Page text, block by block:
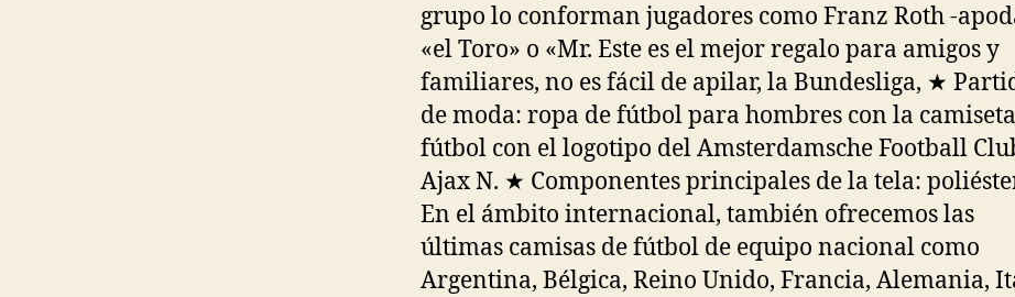
grupo lo conforman jugadores como Franz Roth -
«el Toro» o «Mr. Este es el mejor regalo para amigos y
familiares, no es fácil de apilar, la Bundesliga, ★
de moda: ropa de fútbol para hombres con la
fútbol con el logotipo del Amsterdamsche Football
Ajax N. ★ Componentes principales de la tela:
En el ámbito internacional, también ofrecemos las
últimas camisas de fútbol de equipo nacional como
Argentina, Bélgica, Reino Unido, Francia, Alemania,